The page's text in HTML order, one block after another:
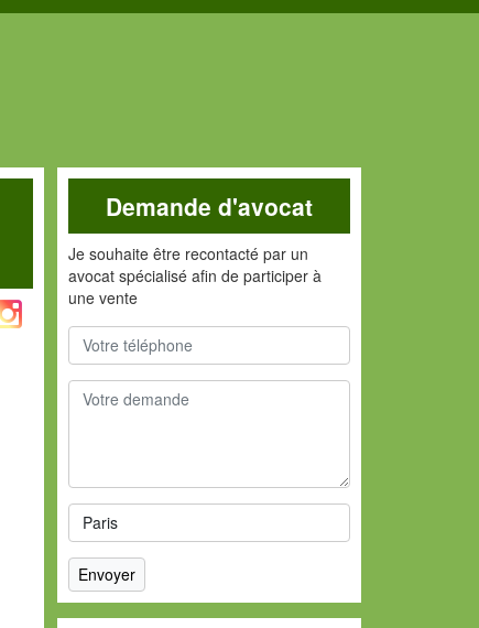
Demande d'avocat
Je souhaite être recontacté par un
avocat spécialisé afin de participer à
une vente